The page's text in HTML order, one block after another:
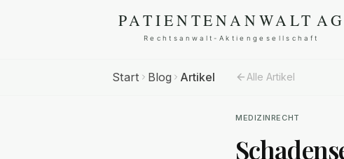
Start Blog Artikel Alle Artikel
MEDIZINRECHT